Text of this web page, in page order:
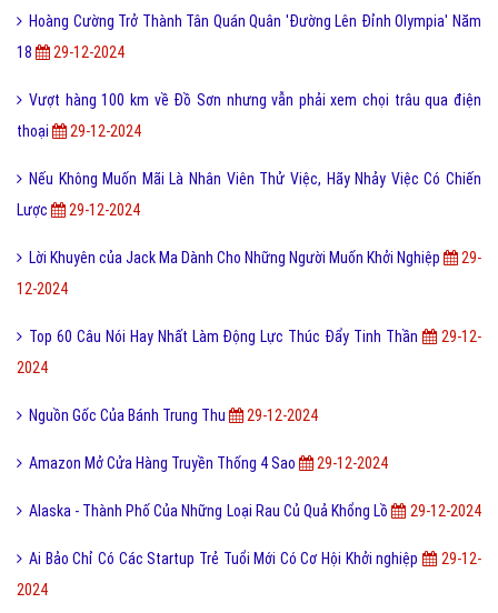
Hoàng Cường Trở Thành Tân Quán Quân 'Đường Lên Đỉnh Olympia' Năm
18
29-12-2024
Vượt hàng 100 km về Đồ Sơn nhưng vẫn phải xem chọi trâu qua điện
thoại
29-12-2024
Nếu Không Muốn Mãi Là Nhân Viên Thử Việc, Hãy Nhảy Việc Có Chiến
Lược
29-12-2024
Lời Khuyên của Jack Ma Dành Cho Những Người Muốn Khởi Nghiệp
29-
12-2024
Top 60 Câu Nói Hay Nhất Làm Động Lực Thúc Đẩy Tinh Thần
29-12-
2024
Nguồn Gốc Của Bánh Trung Thu 29-12-2024
Amazon Mở Cửa Hàng Truyền Thống 4 Sao 29-12-2024
Alaska - Thành Phố Của Những Loại Rau Củ Quả Khổng Lồ 29-12-2024
Ai Bảo Chỉ Có Các Startup Trẻ Tuổi Mới Có Cơ Hội Khởi nghiệp
29-12-
2024